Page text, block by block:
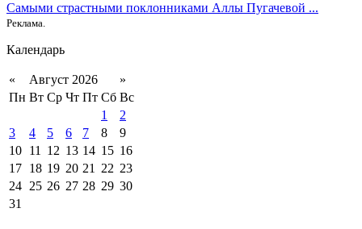
Самыми страстными поклонниками Аллы Пугачевой ...
Реклама.
Календарь
« Август 2026
»
Пн Вт Ср Чт Пт Сб Вс
1
2
3
4 5 6 7 8
9
10 11 12 13 14 15 16
17 18 19 20 21 22 23
24 25 26 27 28 29 30
31